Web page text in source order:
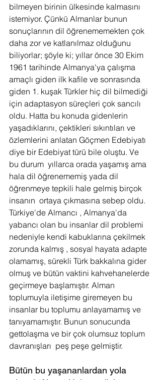
bilmeyen birinin ülkesinde kalmasını
istemiyor. Çünkü Almanlar bunun
sonuçlarının dil öğrenememekten çok
daha zor ve katlanılmaz olduğunu
biliyorlar; şöyle ki; yıllar önce 30 Ekim
1961 tarihinde Almanya'ya çalışma
amaçlı giden ilk kafile ve sonrasında
giden 1. kuşak Türkler hiç dil bilmediği
için adaptasyon süreçleri çok sancılı
oldu. Hatta bu konuda gidenlerin
yaşadıklarını, çektikleri sıkıntıları ve
özlemlerini anlatan Göçmen Edebiyatı
diye bir Edebiyat türü bile oluştu. Ve
bu durum  yıllarca orada yaşamış ama
hala dil öğrenememiş yada dil
öğrenmeye tepkili hale gelmiş birçok
insanın  ortaya çıkmasına sebep oldu.
Türkiye'de Almancı , Almanya'da
yabancı olan bu insanlar dil problemi
nedeniyle kendi kabuklarına çekilmek
zorunda kalmış , sosyal hayata adapte
olamamış, sürekli Türk bakkalına gider
olmuş ve bütün vaktini kahvehanelerde
geçirmeye başlamıştır. Alman
toplumuyla iletişime giremeyen bu
insanlar bu toplumu anlayamamış ve
tanıyamamıştır. Bunun sonucunda
gettolaşma ve bir çok olumsuz toplum
davranışları  peş peşe gelmiştir.
Bütün bu yaşananlardan yola